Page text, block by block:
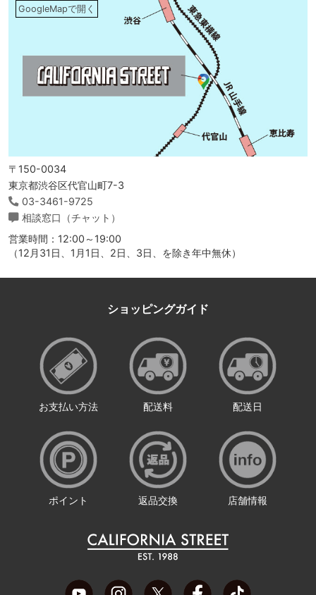
GoogleMapで開く
〒150-0034
東京都渋谷区代官山町7-3
03-3461-9725
相談窓口（チャット）
営業時間：12:00～19:00
（12月31日、1月1日、2日、3日、を除き年中無休）
ショッピングガイド
お支払い方法 配送料 配送日
ポイント 返品交換 店舗情報